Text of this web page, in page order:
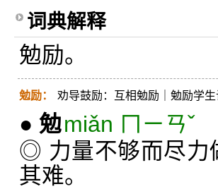
词典解释
勉励。
勉励： 劝导鼓励：互相勉励｜勉励学生
● 勉miǎn ㄇㄧㄢˇ
◎ 力量不够而尽力
其难。